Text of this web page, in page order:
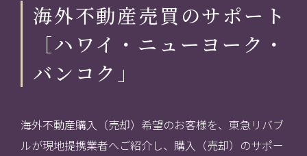
海外不動産売買のサポート
［ハワイ・ニューヨーク・
バンコク」
海外不動産購入（売却）希望のお客様を、東急リバブ
ルが現地提携業者へご紹介し、購入（売却）のサポー